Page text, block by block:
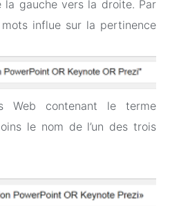
la gauche vers la droite. Par
mots influe sur la pertinence
Web contenant le terme
le nom de l’un des trois